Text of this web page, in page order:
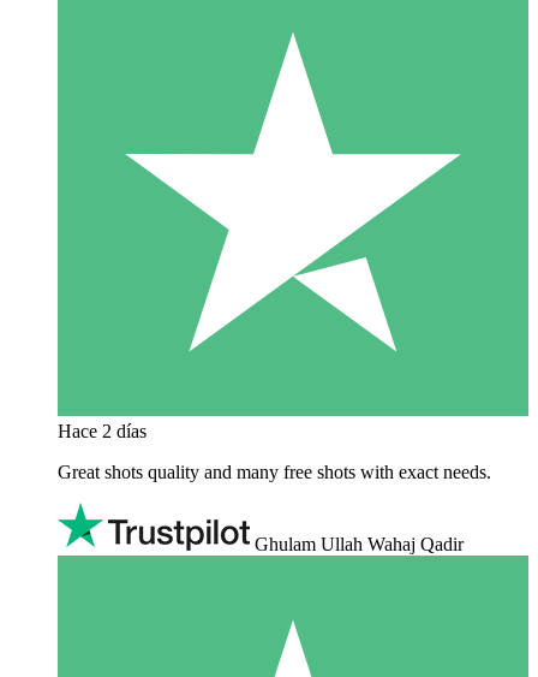
Hace 2 días
Great shots quality and many free shots with exact needs.
Ghulam Ullah Wahaj Qadir